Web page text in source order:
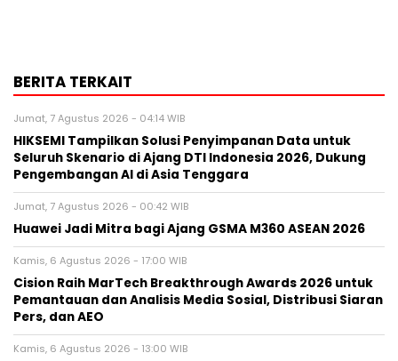
BERITA TERKAIT
Jumat, 7 Agustus 2026 - 04:14 WIB
HIKSEMI Tampilkan Solusi Penyimpanan Data untuk
Seluruh Skenario di Ajang DTI Indonesia 2026, Dukung
Pengembangan AI di Asia Tenggara
Jumat, 7 Agustus 2026 - 00:42 WIB
Huawei Jadi Mitra bagi Ajang GSMA M360 ASEAN 2026
Kamis, 6 Agustus 2026 - 17:00 WIB
Cision Raih MarTech Breakthrough Awards 2026 untuk
Pemantauan dan Analisis Media Sosial, Distribusi Siaran
Pers, dan AEO
Kamis, 6 Agustus 2026 - 13:00 WIB